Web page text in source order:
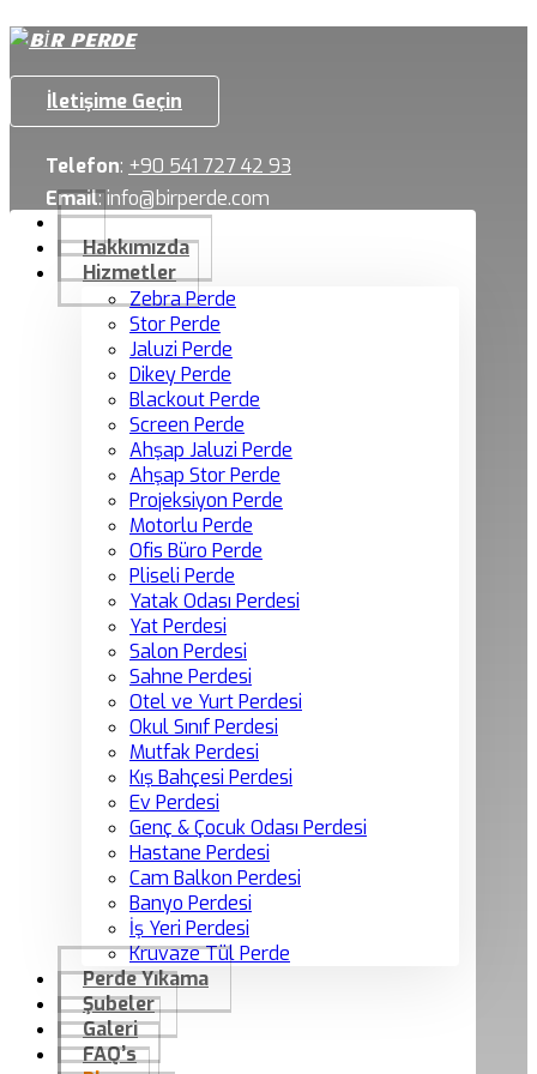
İletişime Geçin
Telefon: +90 541 727 42 93
Email:info@birperde.com
Hakkımızda
Hizmetler
Zebra Perde
Stor Perde
Jaluzi Perde
Dikey Perde
Blackout Perde
Screen Perde
Ahşap Jaluzi Perde
Ahşap Stor Perde
Projeksiyon Perde
Motorlu Perde
Ofis Büro Perde
Pliseli Perde
Yatak Odası Perdesi
Yat Perdesi
Salon Perdesi
Sahne Perdesi
Otel ve Yurt Perdesi
Okul Sınıf Perdesi
Mutfak Perdesi
Kış Bahçesi Perdesi
Ev Perdesi
Genç & Çocuk Odası Perdesi
Hastane Perdesi
Cam Balkon Perdesi
Banyo Perdesi
İş Yeri Perdesi
Kruvaze Tül Perde
Perde Yıkama
Şubeler
Galeri
FAQ’s